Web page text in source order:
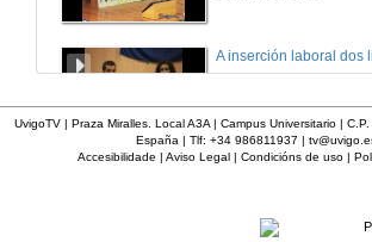
Apertura do acto
UvigoTV | Praza Miralles. Local A3A | Campus Universitario |
España | Tlf: +34 986811937 |
Accesibilidade | Aviso Legal| Condicións de uso|